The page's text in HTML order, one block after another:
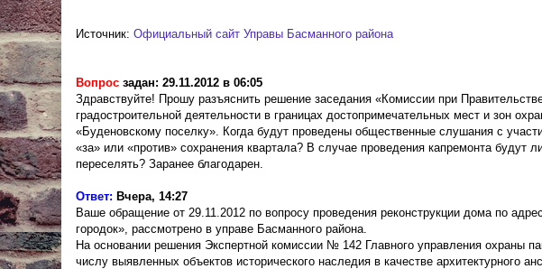
Источник: Официальный сайт Управы Басманного района
Вопрос задан: 29.11.2012 в 06:05
Здравствуйте! Прошу разъяснить решение заседания «Комиссии при
градостроительной деятельности в границах достопримечательных мест и зон
«Буденовскому поселку». Когда будут проведены общественные слушания с
«за» или «против» сохранения квартала? В случае проведения капремонта будут
переселять? Заранее благодарен.
Ответ: Вчера, 14:27
Ваше обращение от 29.11.2012 по вопросу проведения реконструкции дома по
городок», рассмотрено в управе Басманного района.
На основании решения Экспертной комиссии № 142 Главного управления охраны
числу выявленных объектов исторического наследия в качестве архитектурного